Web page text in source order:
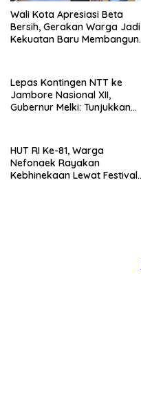
Wali Kota Apresiasi Beta
Bersih, Gerakan Warga Jadi
Kekuatan Baru Membangun
Lepas Kontingen NTT ke
Jambore Nasional XII,
Gubernur Melki: Tunjukkan
HUT RI Ke-81, Warga
Nefonaek Rayakan
Kebhinekaan Lewat Festival